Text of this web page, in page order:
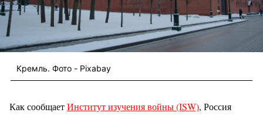
Кремль. Фото - Pixabay
Как сообщаетИнститут изучения войны (ISW), Россия